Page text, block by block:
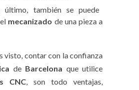
último, también se puede
mecanizado de una pieza a
visto, contar con la confianza
de Barcelona que utilice
CNC , son todo ventajas,